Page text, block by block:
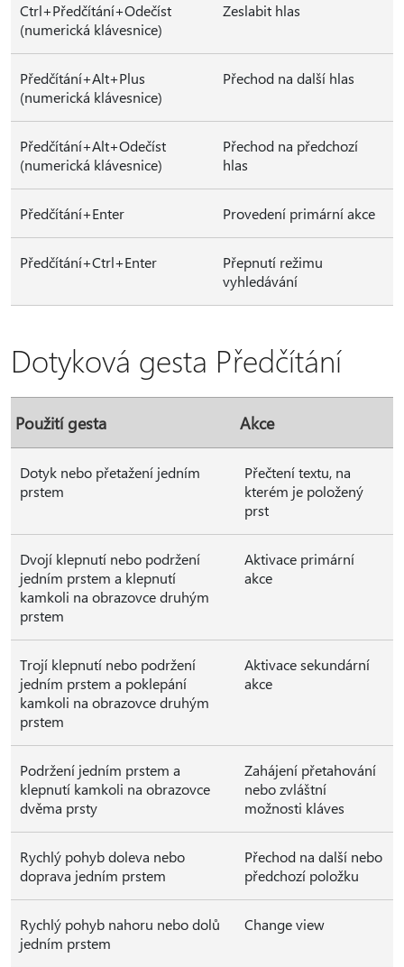
Ctrl+Předčítání+Odečíst
(numerická klávesnice)
Zeslabit hlas
Předčítání+Alt+Plus
(numerická klávesnice)
Přechod na další hlas
Předčítání+Alt+Odečíst
(numerická klávesnice)
Přechod na předchozí
hlas
Předčítání+Enter Provedení primární akce
Předčítání+Ctrl+Enter
Přepnutí režimu
vyhledávání
Dotyková gesta Předčítání
Použití gesta Akce
Dotyk nebo přetažení jedním
prstem
Přečtení textu, na
kterém je položený
prst
Dvojí klepnutí nebo podržení
jedním prstem a klepnutí
kamkoli na obrazovce druhým
prstem
Aktivace primární
akce
Trojí klepnutí nebo podržení
jedním prstem a poklepání
kamkoli na obrazovce druhým
prstem
Aktivace sekundární
akce
Podržení jedním prstem a
klepnutí kamkoli na obrazovce
dvěma prsty
Zahájení přetahování
nebo zvláštní
možnosti kláves
Rychlý pohyb doleva nebo
doprava jedním prstem
Přechod na další nebo
předchozí položku
Rychlý pohyb nahoru nebo dolů
jedním prstem
Change view